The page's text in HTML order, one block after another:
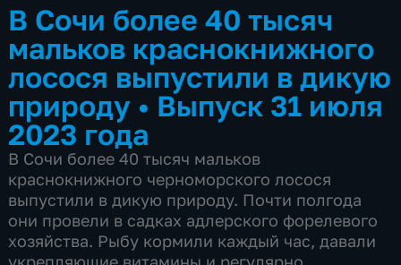
В Сочи более 40 тысяч
мальков краснокнижного
лосося выпустили в дикую
природу • Выпуск 31 июля
2023 года
В Сочи более 40 тысяч мальков
краснокнижного черноморского лосося
выпустили в дикую природу. Почти полгода
они провели в садках адлерского форелевого
хозяйства. Рыбу кормили каждый час, давали